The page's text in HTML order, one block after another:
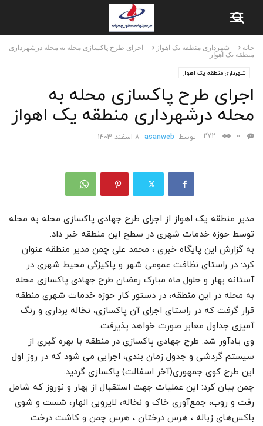
خانه شهرداری منطقه یک اهواز
اجرای طرح پاکسازی محله به محله درشهرداری
منطقه یک اهواز
شهرداری منطقه یک اهواز
اجرای طرح پاکسازی محله به
محله درشهرداری منطقه یک اهواز
توسط asanweb
- 8 اسفند 1403 0
272
مدیر منطقه یک اهواز از اجرای طرح جهادی پاکسازی محله به محله
توسط حوزه خدمات شهری در سطح این منطقه خبر داد.
به گزارش این پایگاه خبری ، محمد علی چمن مدیر منطقه عنوان
کرد: در راستای نظافت عمومی شهر و پاکیزگی محیط شهری در
آستانه بهار و حلول ماه مبارک رمضان طرح جهادی پاکسازی محله
به محله در این منطقه، در دستور کار حوزه خدمات شهری منطقه
قرار گرفت که در راستای اجرای آن پاکسازی، نخاله برداری و رنگ
آمیزی جداول معابر صورت خواهد پذیرفت.
وی یادآور شد: طرح جهادی پاکسازی در منطقه با بهره گیری از
سیستم گردشی و جدول زمان بندی، اجرایی می شود که در روز اول
این طرح کوی جمهوری(آخر اسفالت) پاکسازی گردید.
چمن بیان کرد: این عملیات جهت استقبال از بهار و نوروز که شامل
رفت‌ و روب، جمع‌آوری خاک و نخاله، لایروبی انهار، شست و شوی
باکس‌های زباله ، هرس درختان ، هرس چمن و کاشت درخت